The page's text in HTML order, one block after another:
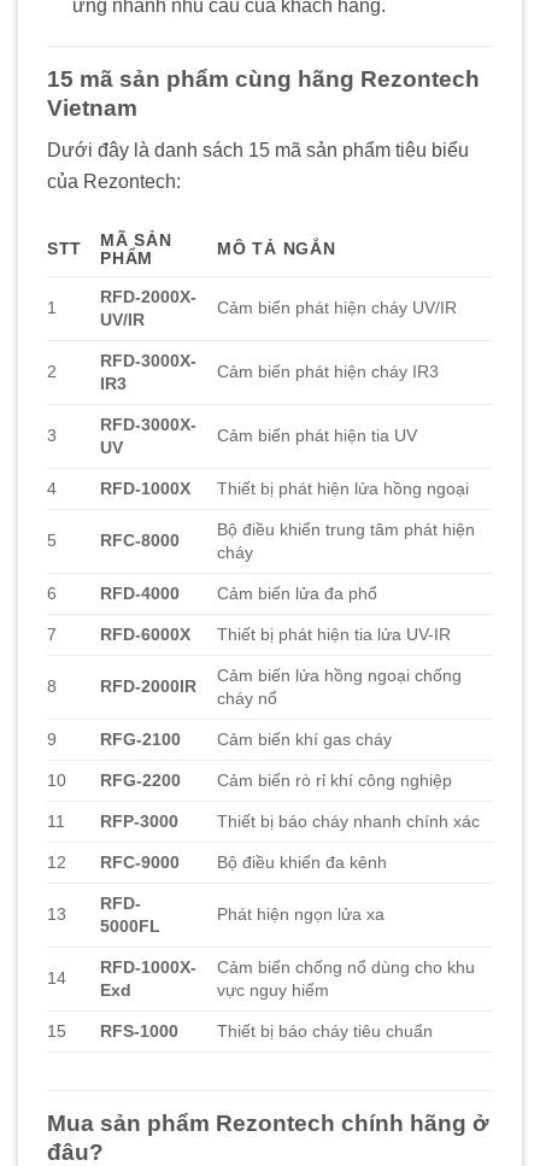
ứng nhanh nhu cầu của khách hàng.
15 mã sản phẩm cùng hãng Rezontech
Vietnam
Dưới đây là danh sách 15 mã sản phẩm tiêu biểu
của Rezontech:
STT
MÃ SẢN
PHẨM
MÔ TẢ NGẮN
1
RFD-2000X-
UV/IR
Cảm biến phát hiện cháy UV/IR
2
RFD-3000X-
IR3
Cảm biến phát hiện cháy IR3
3
RFD-3000X-
UV
Cảm biến phát hiện tia UV
4 RFD-1000X Thiết bị phát hiện lửa hồng ngoại
5 RFC-8000
Bộ điều khiển trung tâm phát hiện
cháy
6 RFD-4000 Cảm biến lửa đa phổ
7 RFD-6000X Thiết bị phát hiện tia lửa UV-IR
8 RFD-2000IR
Cảm biến lửa hồng ngoại chống
cháy nổ
9 RFG-2100 Cảm biến khí gas cháy
10 RFG-2200 Cảm biến rò rỉ khí công nghiệp
11 RFP-3000 Thiết bị báo cháy nhanh chính xác
12 RFC-9000 Bộ điều khiển đa kênh
13
RFD-
5000FL
Phát hiện ngọn lửa xa
14
RFD-1000X-
Exd
Cảm biến chống nổ dùng cho khu
vực nguy hiểm
15 RFS-1000 Thiết bị báo cháy tiêu chuẩn
Mua sản phẩm Rezontech chính hãng ở
đâu?